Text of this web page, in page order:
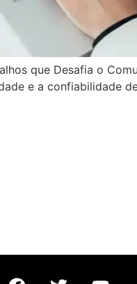
que Desafia o
e a confiabilidade